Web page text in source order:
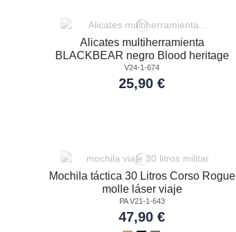
Alicates multiherramienta
BLACKBEAR negro Blood heritage
V24-1-674
25,90 €
Mochila táctica 30 Litros Corso Rogue
molle láser viaje
PA V21-1-643
47,90 €